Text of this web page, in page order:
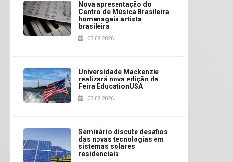
Nova apresentação do
Centro de Música Brasileira
homenageia artista
brasileira
05.08.2026
Universidade Mackenzie
realizará nova edição da
Feira EducationUSA
05.08.2026
Seminário discute desafios
das novas tecnologias em
sistemas solares
residenciais